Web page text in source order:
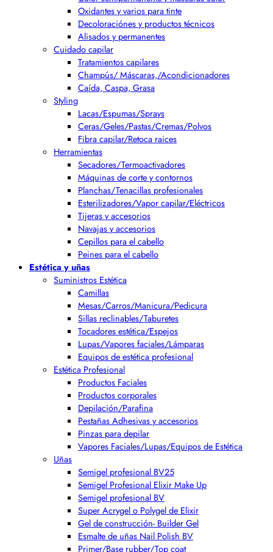
Oxidantes y varios para tinte
Decoloraciónes y productos técnicos
Alisados y permanentes
Cuidado capilar
Tratamientos capilares
Champús/ Máscaras,/Acondicionadores
Caída, Caspa, Grasa
Styling
Lacas/Espumas/Sprays
Ceras/Geles/Pastas/Cremas/Polvos
Fibra capilar/Retoca raices
Herramientas
Secadores/Termoactivadores
Máquinas de corte y contornos
Planchas/Tenacillas profesionales
Esterilizadores/Vapor capilar/Eléctricos
Tijeras y accesorios
Navajas y accesorios
Cepillos para el cabello
Peines para el cabello
Estética y uñas
Suministros Estética
Camillas
Mesas/Carros/Manicura/Pedicura
Sillas reclinables/Taburetes
Tocadores estética/Espejos
Lupas/Vapores faciales/Lámparas
Equipos de estética profesional
Estética Profesional
Productos Faciales
Productos corporales
Depilación/Parafina
Pestañas Adhesivas y accesorios
Pinzas para depilar
Vapores Faciales/Lupas/Equipos de Estética
Uñas
Semigel profesional BV25
Semigel Profesional Elixir Make Up
Semigel profesional BV
Super Acrygel o Polygel de Elixir
Gel de construcción- Builder Gel
Esmalte de uñas Nail Polish BV
Primer/Base rubber/Top coat